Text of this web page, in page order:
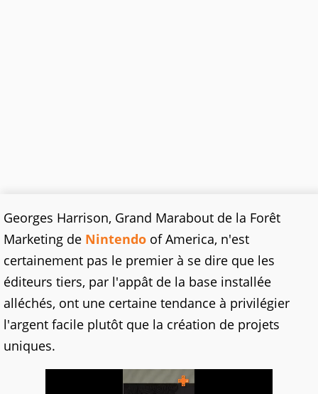
Georges Harrison, Grand Marabout de la Forêt
Marketing de Nintendo of America, n'est
certainement pas le premier à se dire que les
éditeurs tiers, par l'appât de la base installée
alléchés, ont une certaine tendance à privilégier
l'argent facile plutôt que la création de projets
uniques.